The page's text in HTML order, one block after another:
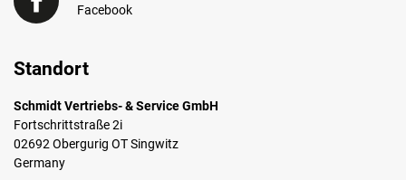
Facebook
Standort
Schmidt Vertriebs- & Service GmbH
Fortschrittstraße 2i
02692 Obergurig OT Singwitz
Germany